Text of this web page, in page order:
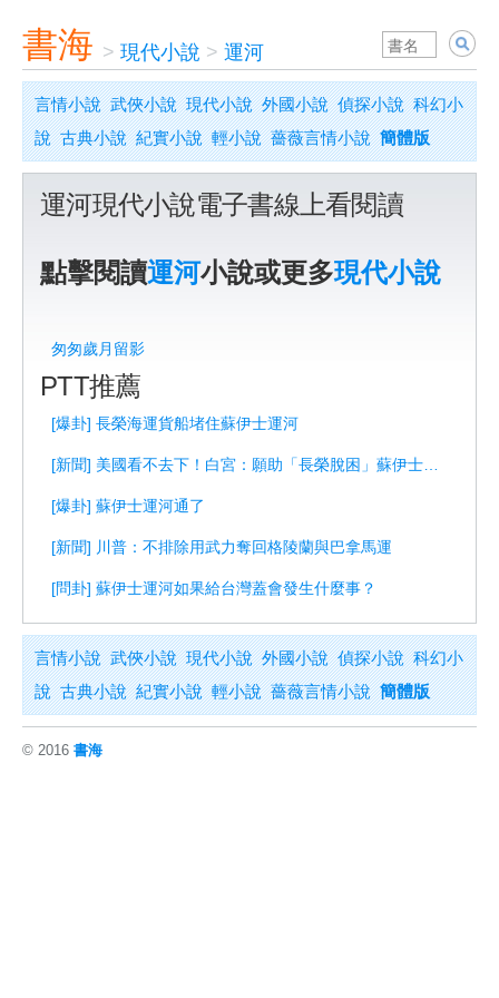
書海 > 現代小說 > 運河
言情小說 武俠小說 現代小說 外國小說 偵探小說 科幻小
說 古典小說 紀實小說 輕小說 薔薇言情小說 簡體版
運河現代小說電子書線上看閱讀
點擊閱讀運河小說或更多現代小說
匆匆歲月留影
PTT推薦
[爆卦] 長榮海運貨船堵住蘇伊士運河
[爆卦] 蘇伊士運河通了
[新聞] 川普：不排除用武力奪回格陵蘭與巴拿馬運
[問卦] 蘇伊士運河如果給台灣蓋會發生什麼事？
言情小說 武俠小說 現代小說 外國小說 偵探小說 科幻小
說 古典小說 紀實小說 輕小說 薔薇言情小說 簡體版
© 2016 書海